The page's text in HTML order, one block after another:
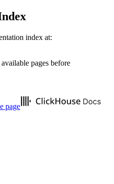
index at:
pages before
page